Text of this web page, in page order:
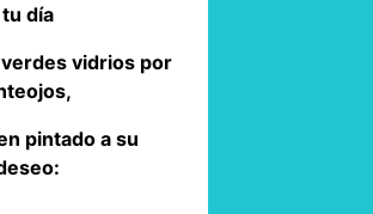
tu día
vidrios por
pintado a su